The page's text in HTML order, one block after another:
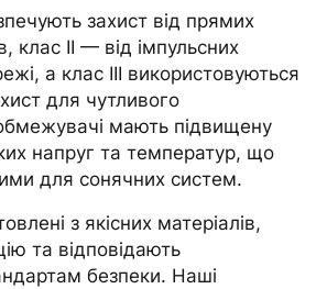
захист від прямих
клас II — від імпульсних
а клас III використовуються
для чутливого
мають підвищену
напруг та температур, що
для сонячних систем.
з якісних матеріалів,
та відповідають
безпеки. Наші